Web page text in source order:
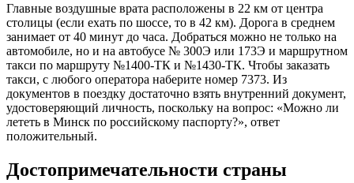
Главные воздушные врата расположены в 22 км от центра
столицы (если ехать по шоссе, то в 42 км). Дорога в среднем
занимает от 40 минут до часа. Добраться можно не только на
автомобиле, но и на автобусе № 300Э или 173Э и маршрутном
такси по маршруту №1400-ТК и №1430-ТК. Чтобы заказать
такси, с любого оператора наберите номер 7373. Из
документов в поездку достаточно взять внутренний документ,
удостоверяющий личность, поскольку на вопрос: «Можно ли
лететь в Минск по российскому паспорту?», ответ
положительный.
Достопримечательности страны